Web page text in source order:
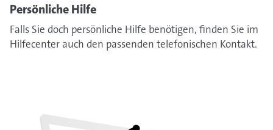
Persönliche Hilfe
Falls Sie doch persönliche Hilfe benötigen, finden Sie im
Hilfecenter auch den passenden telefonischen Kontakt.